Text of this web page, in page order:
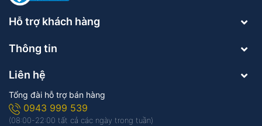
Hỗ trợ khách hàng
Thông tin
Liên hệ
Tổng đài hỗ trợ bán hàng
0943 999 539
(08:00-22:00 tất cả các ngày trong tuần)